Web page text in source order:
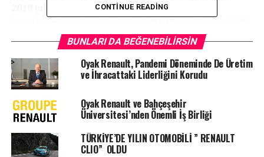
2019 yılında Bursa Oyak Renault Fabrikaları
bantlarından çıkarak yaklaşık 30 ülkeye ihraç edildi.
CONTINUE READING
BUNLARI DA BEĞENEBILIRSIN
Oyak Renault, Pandemi Döneminde De Üretim
ve İhracattaki Liderliğini Korudu
Oyak Renault ve Bahçeşehir
Üniversitesi’nden Önemli İş Birliği
TÜRKİYE’DE YILIN OTOMOBİLİ ” RENAULT
CLIO” OLDU